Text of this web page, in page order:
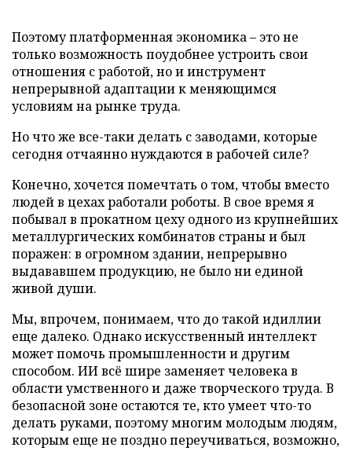
Поэтому платформенная экономика – это не
только возможность поудобнее устроить свои
отношения с работой, но и инструмент
непрерывной адаптации к меняющимся
условиям на рынке труда.
Но что же все-таки делать с заводами, которые
сегодня отчаянно нуждаются в рабочей силе?
Конечно, хочется помечтать о том, чтобы вместо
людей в цехах работали роботы. В свое время я
побывал в прокатном цеху одного из крупнейших
металлургических комбинатов страны и был
поражен: в огромном здании, непрерывно
выдававшем продукцию, не было ни единой
живой души.
Мы, впрочем, понимаем, что до такой идиллии
еще далеко. Однако искусственный интеллект
может помочь промышленности и другим
способом. ИИ всё шире заменяет человека в
области умственного и даже творческого труда. В
безопасной зоне остаются те, кто умеет что-то
делать руками, поэтому многим молодым людям,
которым еще не поздно переучиваться, возможно,